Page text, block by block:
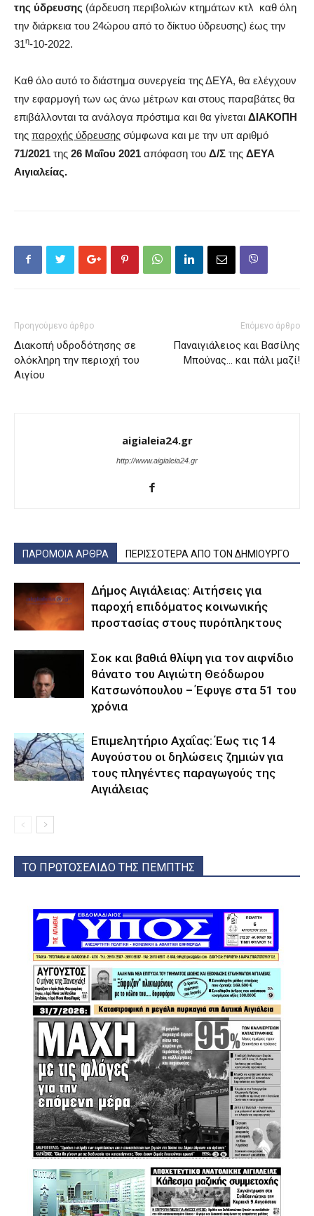
της ύδρευσης (άρδευση περιβολιών κτημάτων κτλ καθ όλη
την διάρκεια του 24ώρου από το δίκτυο ύδρευσης) έως την
31η-10-2022.
Καθ όλο αυτό το διάστημα συνεργεία της ΔΕΥΑ, θα ελέγχουν
την εφαρμογή των ως άνω μέτρων και στους παραβάτες θα
επιβάλλονται τα ανάλογα πρόστιμα και θα γίνεται ΔΙΑΚΟΠΗ
της παροχής ύδρευσης σύμφωνα και με την υπ αριθμό
71/2021 της 26 Μαΐου 2021 απόφαση του Δ/Σ της ΔΕΥΑ
Αιγιαλείας.
Προηγούμενο άρθρο
Διακοπή υδροδότησης σε
ολόκληρη την περιοχή του
Αιγίου
Επόμενο άρθρο
Παναιγιάλειος και Βασίλης
Μπούνας… και πάλι μαζί!
aigialeia24.gr
http://www.aigialeia24.gr
ΠΑΡΟΜΟΙΑ ΑΡΘΡΑ ΠΕΡΙΣΣΟΤΕΡΑ ΑΠΟ ΤΟΝ ΔΗΜΙΟΥΡΓΟ
Δήμος Αιγιάλειας: Αιτήσεις για
παροχή επιδόματος κοινωνικής
προστασίας στους πυρόπληκτους
Σοκ και βαθιά θλίψη για τον αιφνίδιο
θάνατο του Αιγιώτη Θεόδωρου
Κατσωνόπουλου – Έφυγε στα 51 του
χρόνια
Επιμελητήριο Αχαΐας: Έως τις 14
Αυγούστου οι δηλώσεις ζημιών για
τους πληγέντες παραγωγούς της
Αιγιάλειας
ΤΟ ΠΡΩΤΟΣΕΛΙΔΟ ΤΗΣ ΠΕΜΠΤΗΣ